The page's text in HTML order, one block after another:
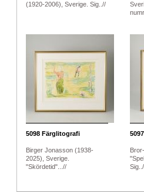
(1920-2006), Sverige. Sig..//
5098 Färglitografi
Birger Jonasson (1938-
2025), Sverige.
"Skördetid"...//
5097